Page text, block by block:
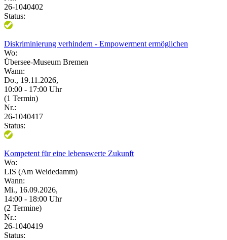
26-1040402
Status:
Diskriminierung verhindern - Empowerment ermöglichen
Wo:
Übersee-Museum Bremen
Wann:
Do., 19.11.2026,
10:00 - 17:00 Uhr
(1 Termin)
Nr.:
26-1040417
Status:
Kompetent für eine lebenswerte Zukunft
Wo:
LIS (Am Weidedamm)
Wann:
Mi., 16.09.2026,
14:00 - 18:00 Uhr
(2 Termine)
Nr.:
26-1040419
Status: